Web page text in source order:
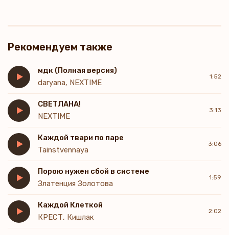
Рекомендуем также
мдк (Полная версия)
daryana, NEXTIME
1:52
СВЕТЛАНА!
NEXTIME
3:13
Каждой твари по паре
Tainstvennaya
3:06
Порою нужен сбой в системе
Златенция Золотова
1:59
Каждой Клеткой
КРЕСТ, Кишлак
2:02